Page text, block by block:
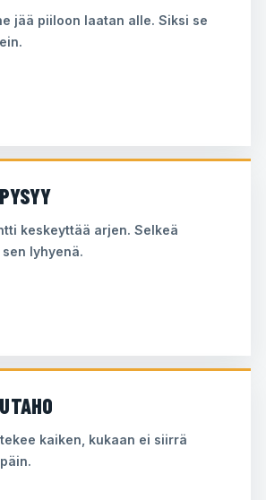
jää piiloon laatan alle. Siksi se
keskeyttää arjen. Selkeä
lyhyenä.
kaiken, kukaan ei siirrä